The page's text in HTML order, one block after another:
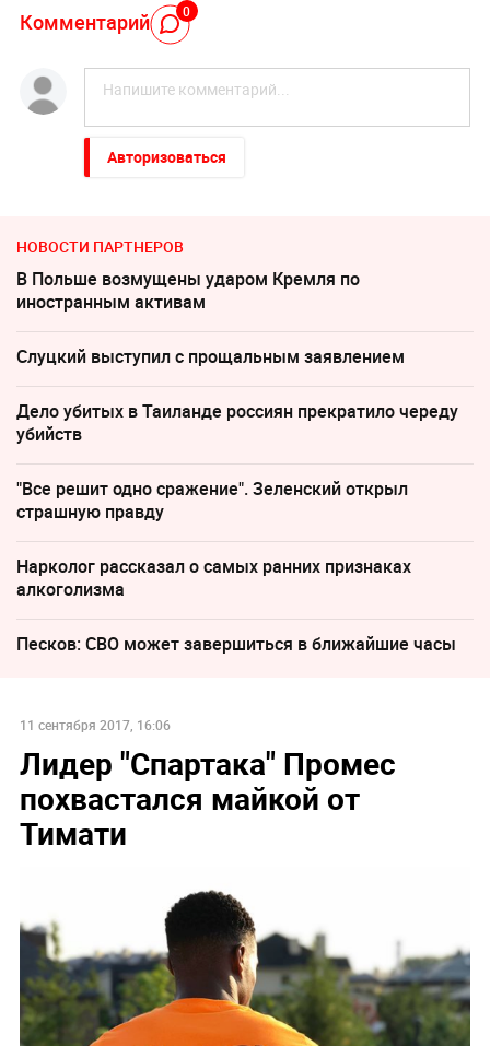
Комментарий 0
Авторизоваться
НОВОСТИ ПАРТНЕРОВ
В Польше возмущены ударом Кремля по
иностранным активам
Слуцкий выступил с прощальным заявлением
Дело убитых в Таиланде россиян прекратило череду
убийств
"Все решит одно сражение". Зеленский открыл
страшную правду
Нарколог рассказал о самых ранних признаках
алкоголизма
Песков: СВО может завершиться в ближайшие часы
11 сентября 2017, 16:06
Лидер "Спартака" Промес
похвастался майкой от
Тимати